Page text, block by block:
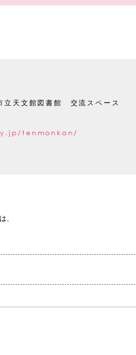
天文館図書館 交流スペース
tenmonkan/
、